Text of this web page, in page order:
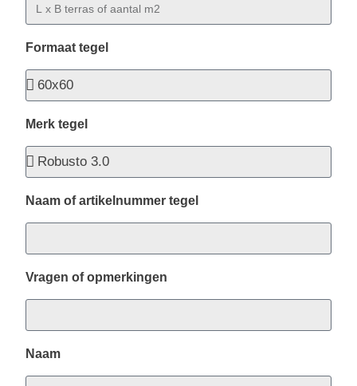
Formaat tegel
Merk tegel
Naam of artikelnummer tegel
Vragen of opmerkingen
Naam